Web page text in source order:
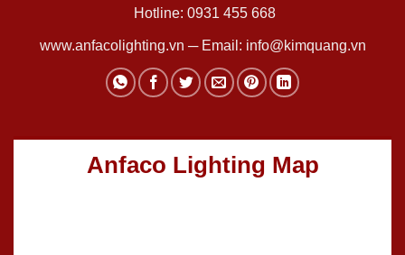
Hotline: 0931 455 668
www.anfacolighting.vn ─ Email: info@kimquang.vn
Anfaco Lighting Map